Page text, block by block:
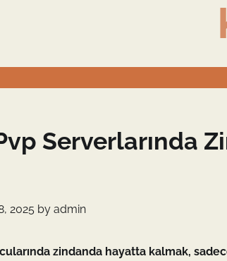
Serverlarında
2025 by admin
zindanda hayatta kalmak,